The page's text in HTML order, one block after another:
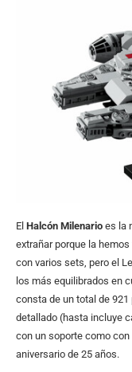
El Halcón Milenario es la
extrañar porque la
con varios sets, pero el
los más equilibrados en
consta de un total de
detallado (hasta incluye
con un soporte como
aniversario de 25 años.